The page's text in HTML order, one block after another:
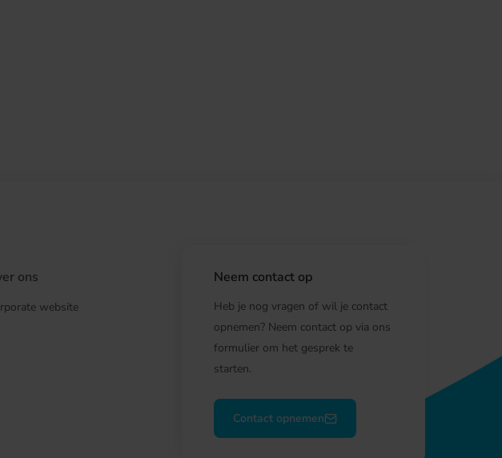
ons
website
Neem contact op
Heb je nog vragen of wil je contact
opnemen? Neem contact op via ons
formulier om het gesprek te
starten.
Contact opnemen